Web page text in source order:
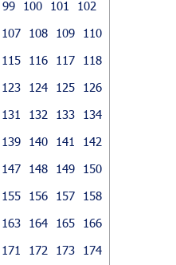
99 100 101
102
107 108 109
110
115 116 117
118
123 124 125
126
131 132 133
134
139 140 141
142
147 148 149
150
155 156 157
158
163 164 165
166
171 172 173
174